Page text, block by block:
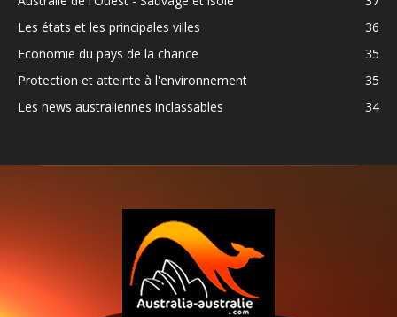
Les états et les principales villes
36
Economie du pays de la chance
35
Protection et atteinte à l'environnement
35
Les news australiennes inclassables
34